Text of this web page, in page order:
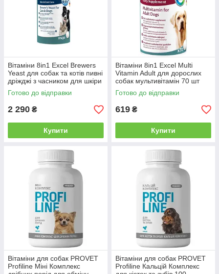
Вітаміни 8in1 Excel Brewers
Yeast для собак та котів пивні
дріжджі з часником для шкіри
та шерсті 1430 шт
Готово до відправки
2 290 ₴
Купити
Вітаміни 8in1 Excel Multi
Vitamin Adult для дорослих
собак мультивітамін 70 шт
Готово до відправки
619 ₴
Купити
Вітаміни для собак PROVET
Profiline Міні Комплекс
Вітаміни для собак PROVET
Profiline Кальцій Комплекс